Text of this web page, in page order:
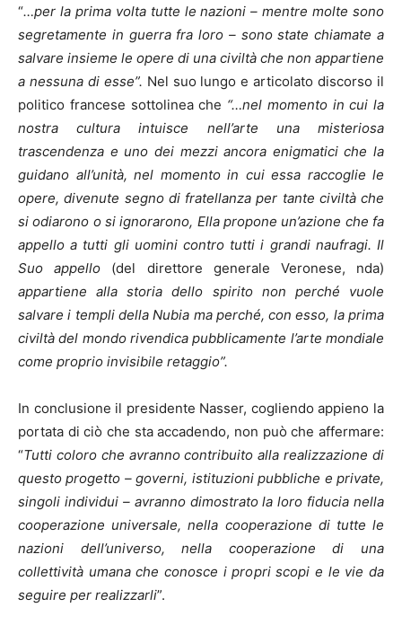
“…per la prima volta tutte le nazioni – mentre molte sono
segretamente in guerra fra loro – sono state chiamate a
salvare insieme le opere di una civiltà che non appartiene
a nessuna di esse”. Nel suo lungo e articolato discorso il
politico francese sottolinea che “…nel momento in cui la
nostra cultura intuisce nell’arte una misteriosa
trascendenza e uno dei mezzi ancora enigmatici che la
guidano all’unità, nel momento in cui essa raccoglie le
opere, divenute segno di fratellanza per tante civiltà che
si odiarono o si ignorarono, Ella propone un’azione che fa
appello a tutti gli uomini contro tutti i grandi naufragi. Il
Suo appello (del direttore generale Veronese, nda)
appartiene alla storia dello spirito non perché vuole
salvare i templi della Nubia ma perché, con esso, la prima
civiltà del mondo rivendica pubblicamente l’arte mondiale
come proprio invisibile retaggio”.
In conclusione il presidente Nasser, cogliendo appieno la
portata di ciò che sta accadendo, non può che affermare:
“Tutti coloro che avranno contribuito alla realizzazione di
questo progetto – governi, istituzioni pubbliche e private,
singoli individui – avranno dimostrato la loro fiducia nella
cooperazione universale, nella cooperazione di tutte le
nazioni dell’universo, nella cooperazione di una
collettività umana che conosce i propri scopi e le vie da
seguire per realizzarli”.